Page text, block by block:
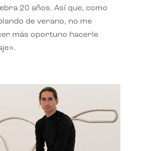
20 años. Así que, como
de verano, no me
más oportuno hacerle